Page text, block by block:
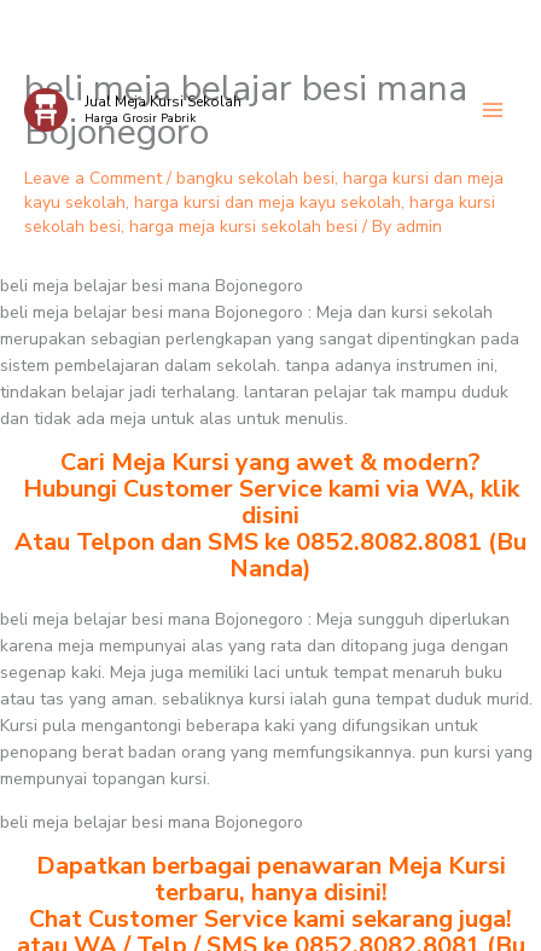
Skip
content
Jual Meja Kursi Sekolah
Harga Grosir Pabrik
beli meja belajar besi mana
Bojonegoro
Leave a Comment / bangku sekolah besi, harga kursi dan meja
kayu sekolah, harga kursi dan meja kayu sekolah, harga kursi
sekolah besi, harga meja kursi sekolah besi / By admin
beli meja belajar besi mana Bojonegoro
beli meja belajar besi mana Bojonegoro : Meja dan kursi sekolah
merupakan sebagian perlengkapan yang sangat dipentingkan pada
sistem pembelajaran dalam sekolah. tanpa adanya instrumen ini,
tindakan belajar jadi terhalang. lantaran pelajar tak mampu duduk
dan tidak ada meja untuk alas untuk menulis.
Cari Meja Kursi yang awet & modern?
Hubungi Customer Service kami via WA, klik
disini
Atau Telpon dan SMS ke 0852.8082.8081 (Bu
Nanda)
beli meja belajar besi mana Bojonegoro : Meja sungguh diperlukan
karena meja mempunyai alas yang rata dan ditopang juga dengan
segenap kaki. Meja juga memiliki laci untuk tempat menaruh buku
atau tas yang aman. sebaliknya kursi ialah guna tempat duduk murid.
Kursi pula mengantongi beberapa kaki yang difungsikan untuk
penopang berat badan orang yang memfungsikannya. pun kursi yang
mempunyai topangan kursi.
beli meja belajar besi mana Bojonegoro
Dapatkan berbagai penawaran Meja Kursi
terbaru, hanya disini!
Chat Customer Service kami sekarang juga!